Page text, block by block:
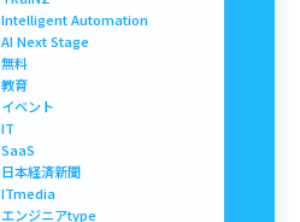
Intelligent Automation
AI Next Stage
無料
教育
イベント
IT
SaaS
日本経済新聞
ITmedia
エンジニアtype